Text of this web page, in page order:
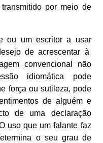
por meio de
ou um escritor a usar
de acrescentar à
convencional não
idiomática pode
força ou sutileza, pode
de alguém e
de uma declaração
uso que um falante faz
o seu grau de